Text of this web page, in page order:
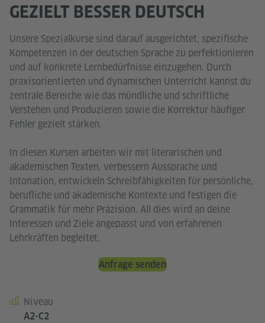
GEZIELT BESSER DEUTSCH
Unsere Spezialkurse sind darauf ausgerichtet, spezifische
Kompetenzen in der deutschen Sprache zu perfektionieren
und auf konkrete Lernbedürfnisse einzugehen. Durch
praxisorientierten und dynamischen Unterricht kannst du
zentrale Bereiche wie das mündliche und schriftliche
Verstehen und Produzieren sowie die Korrektur häufiger
Fehler gezielt stärken.
In diesen Kursen arbeiten wir mit literarischen und
akademischen Texten, verbessern Aussprache und
Intonation, entwickeln Schreibfähigkeiten für persönliche,
berufliche und akademische Kontexte und festigen die
Grammatik für mehr Präzision. All dies wird an deine
Interessen und Ziele angepasst und von erfahrenen
Lehrkräften begleitet.
Anfrage senden
Kursdetails
Niveau
A2-C2